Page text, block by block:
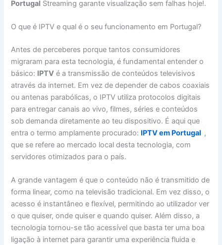
Portugal Streaming garante visualização sem falhas hoje!.
O que é IPTV e qual é o seu funcionamento em Portugal?
Antes de perceberes porque tantos consumidores
migraram para esta tecnologia, é fundamental entender o
básico: IPTV é a transmissão de conteúdos televisivos
através da internet. Em vez de depender de cabos coaxiais
ou antenas parabólicas, o IPTV utiliza protocolos digitais
para entregar canais ao vivo, filmes, séries e conteúdos
sob demanda diretamente ao teu dispositivo. É aqui que
entra o termo amplamente procurado: IPTV em Portugal ,
que se refere ao mercado local desta tecnologia, com
servidores otimizados para o país.
A grande vantagem é que o conteúdo não é transmitido de
forma linear, como na televisão tradicional. Em vez disso, o
acesso é instantâneo e flexível, permitindo ao utilizador ver
o que quiser, onde quiser e quando quiser. Além disso, a
tecnologia tornou-se tão acessível que basta ter uma boa
ligação à internet para garantir uma experiência fluida e